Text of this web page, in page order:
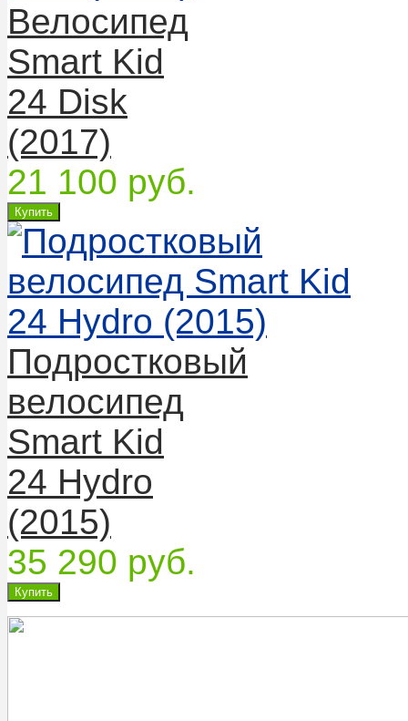
Велосипед
Smart Kid
24 Disk
(2017)
21 100 руб.
Подростковый
велосипед
Smart Kid
24 Hydro
(2015)
35 290 руб.